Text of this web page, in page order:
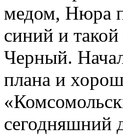
медом, Нюра
синий и
Черный.
плана и
сегодняшний